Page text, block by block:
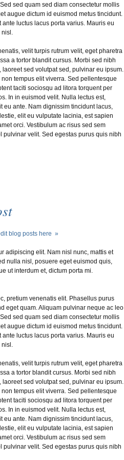
sed quam sed diam consectetur mollis
augue dictum id euismod metus tincidunt.
luctus lacus porta varius. Mauris eu
nisl.
velit turpis rutrum velit, eget pharetra
a tortor blandit cursus. Morbi sed nibh
sed volutpat sed, pulvinar eu ipsum.
tempus elit viverra. Sed pellentesque
taciti sociosqu ad litora torquent per
In in euismod velit. Nulla lectus est,
eu ante. Nam dignissim tincidunt lacus,
elit eu vulputate lacinia, est sapien
orci. Vestibulum ac risus sed sem
pulvinar velit. Sed egestas purus quis nibh
blog posts here »
adipiscing elit. Nam nisl nunc, mattis et
nulla nisl, posuere eget euismod quis,
ut interdum et, dictum porta mi.
pretium venenatis elit. Phasellus purus
eget quam. Aliquam pulvinar neque ac leo
sed quam sed diam consectetur mollis
augue dictum id euismod metus tincidunt.
luctus lacus porta varius. Mauris eu
velit turpis rutrum velit, eget pharetra
a tortor blandit cursus. Morbi sed nibh
sed volutpat sed, pulvinar eu ipsum.
tempus elit viverra. Sed pellentesque
taciti sociosqu ad litora torquent per
In in euismod velit. Nulla lectus est,
eu ante. Nam dignissim tincidunt lacus,
elit eu vulputate lacinia, est sapien
orci. Vestibulum ac risus sed sem
pulvinar velit. Sed egestas purus quis nibh